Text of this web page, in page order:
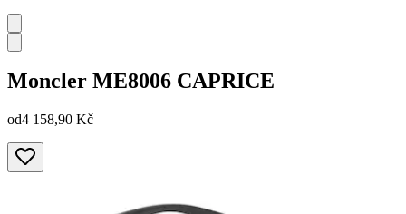
Moncler ME8006 CAPRICE
od4 158,90 Kč